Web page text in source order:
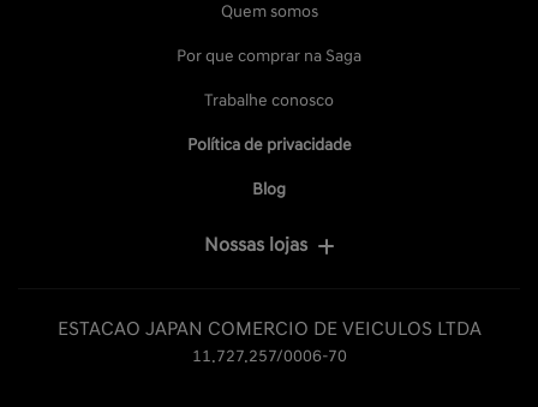
Quem somos
Por que comprar na Saga
Trabalhe conosco
Política de privacidade
Blog
Nossas lojas
ESTACAO JAPAN COMERCIO DE VEICULOS LTDA
11.727.257/0006-70